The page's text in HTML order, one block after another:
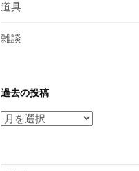
道具
雑談
過去の投稿
過
投
検